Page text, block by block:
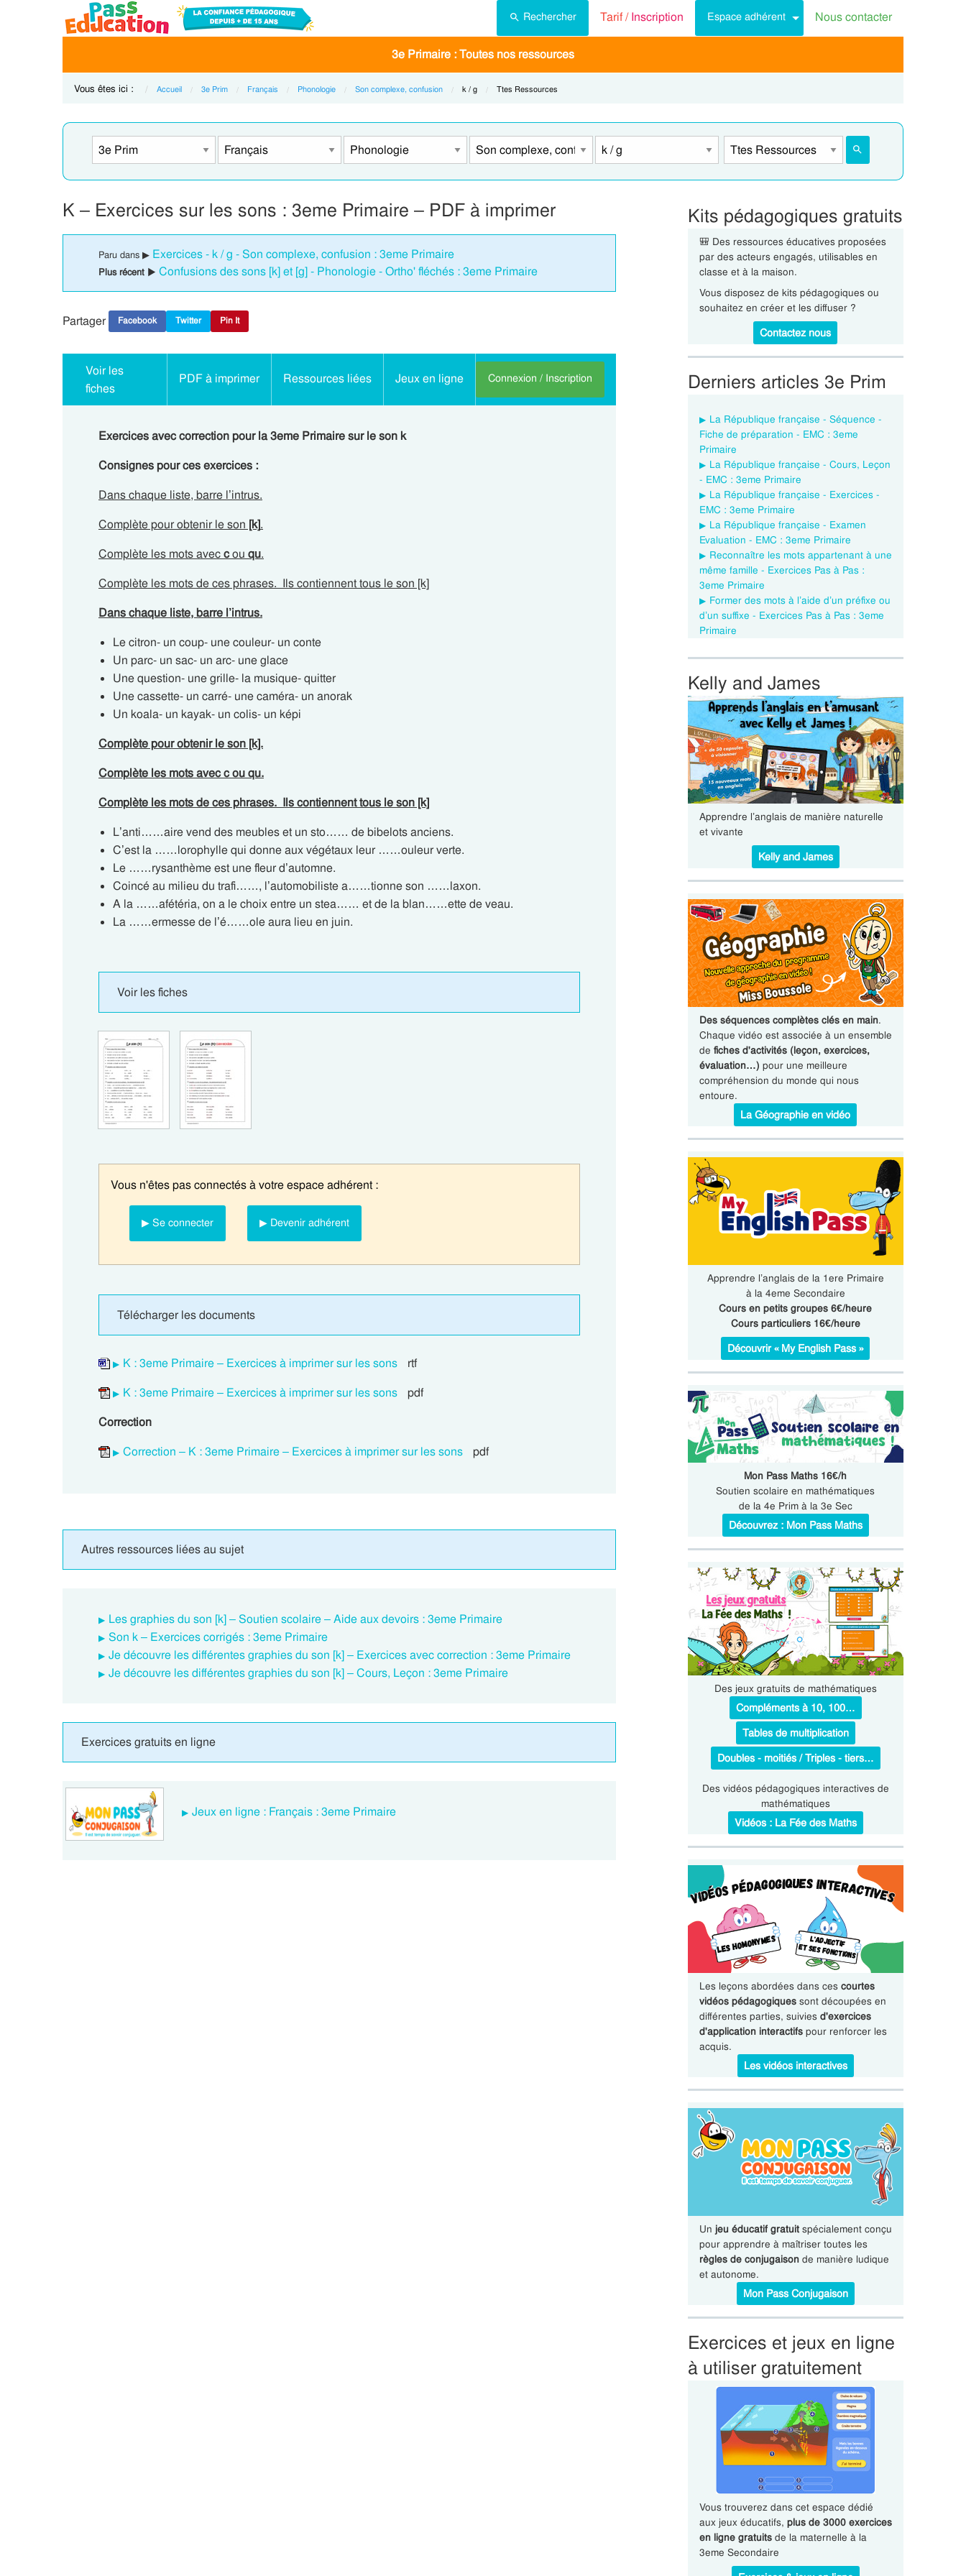
Rechercher Tarif /Inscription Espace adhérent Nous contacter
3e Primaire : Toutes nos ressources
Vous êtes ici : Accueil 3e Prim Français Phonologie Son complexe, confusion Current:
k / g Current:
Ttes Ressources
K – Exercices sur les sons : 3eme Primaire – PDF à imprimer
Paru dans ▶ Exercices - k / g - Son complexe, confusion : 3eme Primaire
Plus récent ▶ Confusions des sons [k] et [g] - Phonologie - Ortho' fléchés : 3eme Primaire
Partager Facebook Twitter Pin It
Voir les
fiches
PDF à imprimer Ressources liées Jeux en ligne Connexion / Inscription
Exercices avec correction pour la 3eme Primaire sur le son k
Consignes pour ces exercices :
Dans chaque liste, barre l’intrus.
Complète pour obtenir le son [k].
Complète les mots aveccou qu.
Complète les mots de ces phrases. Ils contiennent tous le son [k]
Dans chaque liste, barre l’intrus.
Le citron- un coup- une couleur- un conte
Un parc- un sac- un arc- une glace
Une question- une grille- la musique- quitter
Une cassette- un carré- une caméra- un anorak
Un koala- un kayak- un colis- un képi
Complète pour obtenir le son [k].
Complète les mots avec c ou qu.
Complète les mots de ces phrases. Ils contiennent tous le son [k]
L’anti……aire vend des meubles et un sto…… de bibelots anciens.
C’est la ……lorophylle qui donne aux végétaux leur ……ouleur verte.
Le ……rysanthème est une fleur d’automne.
Coincé au milieu du trafi……, l’automobiliste a……tionne son ……laxon.
A la ……afétéria, on a le choix entre un stea…… et de la blan……ette de veau.
La ……ermesse de l’é……ole aura lieu en juin.
Voir les fiches
Vous n'êtes pas connectés à votre espace adhérent :
▶ Se connecter ▶ Devenir adhérent
Télécharger les documents
K : 3eme Primaire – Exercices à imprimer sur les sons rtf
K : 3eme Primaire – Exercices à imprimer sur les sons pdf
Correction
Correction – K : 3eme Primaire – Exercices à imprimer sur les sons pdf
Autres ressources liées au sujet
Les graphies du son [k] – Soutien scolaire – Aide aux devoirs : 3eme Primaire
Son k – Exercices corrigés : 3eme Primaire
Je découvre les différentes graphies du son [k] – Exercices avec correction : 3eme Primaire
Je découvre les différentes graphies du son [k] – Cours, Leçon : 3eme Primaire
Exercices gratuits en ligne
Jeux en ligne : Français : 3eme Primaire
Kits pédagogiques gratuits
🎒 Des ressources éducatives proposées
par des acteurs engagés, utilisables en
classe et à la maison.
Vous disposez de kits pédagogiques ou
souhaitez en créer et les diffuser ?
Contactez nous
Derniers articles 3e Prim
La République française - Séquence -
Fiche de préparation - EMC : 3eme
Primaire
La République française - Cours, Leçon
- EMC : 3eme Primaire
La République française - Exercices -
EMC : 3eme Primaire
La République française - Examen
Evaluation - EMC : 3eme Primaire
Reconnaître les mots appartenant à une
même famille - Exercices Pas à Pas :
3eme Primaire
Former des mots à l’aide d’un préfixe ou
d’un suffixe - Exercices Pas à Pas : 3eme
Primaire
Kelly and James
Apprendre l’anglais de manière naturelle
et vivante
Kelly and James
Des séquences complètes clés en main.
Chaque vidéo est associée à un ensemble
de fiches d'activités (leçon, exercices,
évaluation…) pour une meilleure
compréhension du monde qui nous
entoure.
La Géographie en vidéo
Apprendre l’anglais de la 1ere Primaire
à la 4eme Secondaire
Cours en petits groupes 6€/heure
Cours particuliers 16€/heure
Découvrir « My English Pass »
Mon Pass Maths 16€/h
Soutien scolaire en mathématiques
de la 4e Prim à la 3e Sec
Découvrez : Mon Pass Maths
Des jeux gratuits de mathématiques
Compléments à 10, 100…
Tables de multiplication
Doubles - moitiés / Triples - tiers…
Des vidéos pédagogiques interactives de
mathématiques
Vidéos : La Fée des Maths
Les leçons abordées dans ces courtes
vidéos pédagogiquessont découpées en
différentes parties, suivies d'exercices
d'application interactifspour renforcer les
acquis.
Les vidéos interactives
Un jeu éducatif gratuitspécialement conçu
pour apprendre à maîtriser toutes les
règles de conjugaisonde manière ludique
et autonome.
Mon Pass Conjugaison
Exercices et jeux en ligne
à utiliser gratuitement
Vous trouverez dans cet espace dédié
aux jeux éducatifs, plus de 3000 exercices
en ligne gratuitsde la maternelle à la
3eme Secondaire